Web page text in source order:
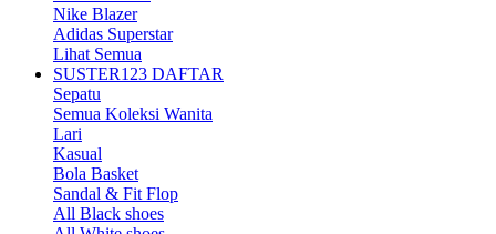
Nike Blazer
Adidas Superstar
Lihat Semua
SUSTER123 DAFTAR
Sepatu
Semua Koleksi Wanita
Lari
Kasual
Bola Basket
Sandal & Fit Flop
All Black shoes